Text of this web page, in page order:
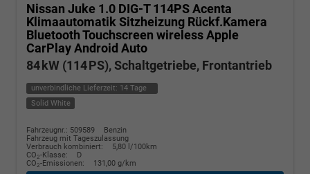
Nissan Juke 1.0 DIG-T 114PS Acenta
Klimaautomatik Sitzheizung Rückf.Kamera
Bluetooth Touchscreen wireless Apple
CarPlay Android Auto
84 kW (114 PS), Schaltgetriebe, Frontantrieb
unverbindliche Lieferzeit: 14 Tage
Solid White
Fahrzeugnr.: 509589
Benzin
Fahrzeug mit Tageszulassung
Verbrauch kombiniert:
5,80 l/100km
CO2-Klasse:
D
CO2-Emissionen: 131,00 g/km